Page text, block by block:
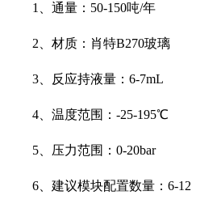
1、通量：50-150吨/年
2、材质：肖特B270玻璃
3、反应持液量：6-7mL
4、温度范围：-25-195℃
5、压力范围：0-20bar
6、建议模块配置数量：6-12